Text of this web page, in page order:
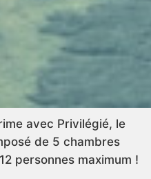
avec Privilégié, le
de 5 chambres
personnes maximum !